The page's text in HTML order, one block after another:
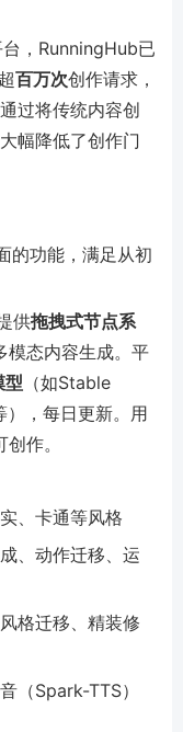
，RunningHub已
百万次创作请求，
过将传统内容创
幅降低了创作门
的功能，满足从初
供拖拽式节点系
模态内容生成。平
（如Stable
，每日更新。用
作。
、卡通等风格
、动作迁移、运
格迁移、精装修
（Spark-TTS）